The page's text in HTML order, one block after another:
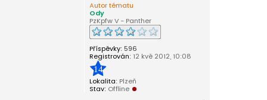
Autor tématu
Ody
PzKpfw V - Panther
Příspěvky: 596
Registrován: 12 kvě 2012, 10:08
14
Lokalita: Plzeň
Stav: Offline